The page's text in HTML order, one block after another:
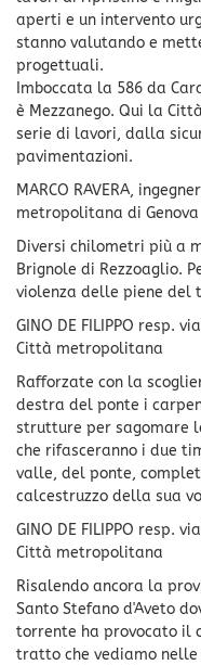
aperti e un intervento
stanno valutando e
progettuali.
Imboccata la 586 da
è Mezzanego. Qui la
serie di lavori, dalla
pavimentazioni.
MARCO RAVERA,
metropolitana di Genova
Diversi chilometri più a
Brignole di Rezzoaglio.
violenza delle piene del
GINO DE FILIPPO resp.
Città metropolitana
Rafforzate con la
destra del ponte i
strutture per sagomare
che rifasceranno i due
valle, del ponte,
calcestruzzo della sua
GINO DE FILIPPO resp.
Città metropolitana
Risalendo ancora la
Santo Stefano d'Aveto
torrente ha provocato il
tratto che vediamo